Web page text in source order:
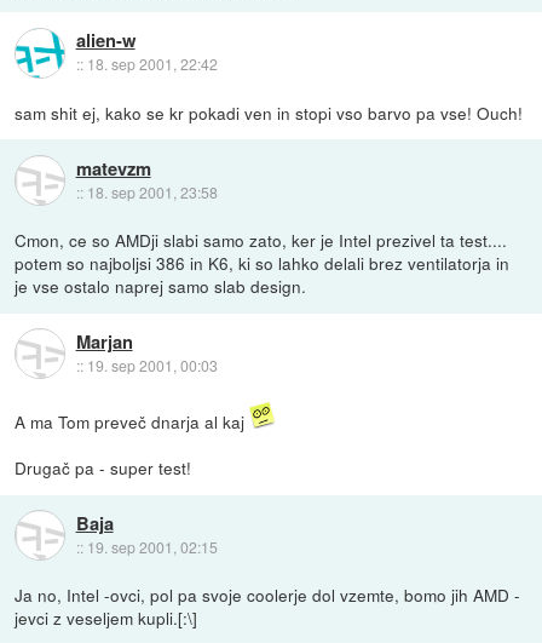
alien-w
:: 18. sep 2001, 22:42
sam shit ej, kako se kr pokadi ven in stopi vso barvo pa vse! Ouch!
matevzm
:: 18. sep 2001, 23:58
Cmon, ce so AMDji slabi samo zato, ker je Intel prezivel ta test....
potem so najboljsi 386 in K6, ki so lahko delali brez ventilatorja in
je vse ostalo naprej samo slab design.
Marjan
:: 19. sep 2001, 00:03
A ma Tom preveč dnarja al kaj
Drugač pa - super test!
Baja
:: 19. sep 2001, 02:15
Ja no, Intel -ovci, pol pa svoje coolerje dol vzemte, bomo jih AMD -
jevci z veseljem kupli.[:\]